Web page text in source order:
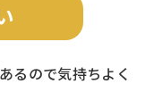
るので気持ちよく